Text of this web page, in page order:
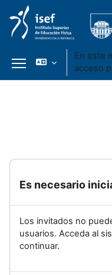
Panel lateral
En este
acceso
Es necesario
Los invitados no
usuarios. Acceda al
continuar.